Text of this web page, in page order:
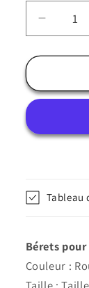
Réduire
la
Béret
uni
Tableau
Bérets
Couleur :
Taille :